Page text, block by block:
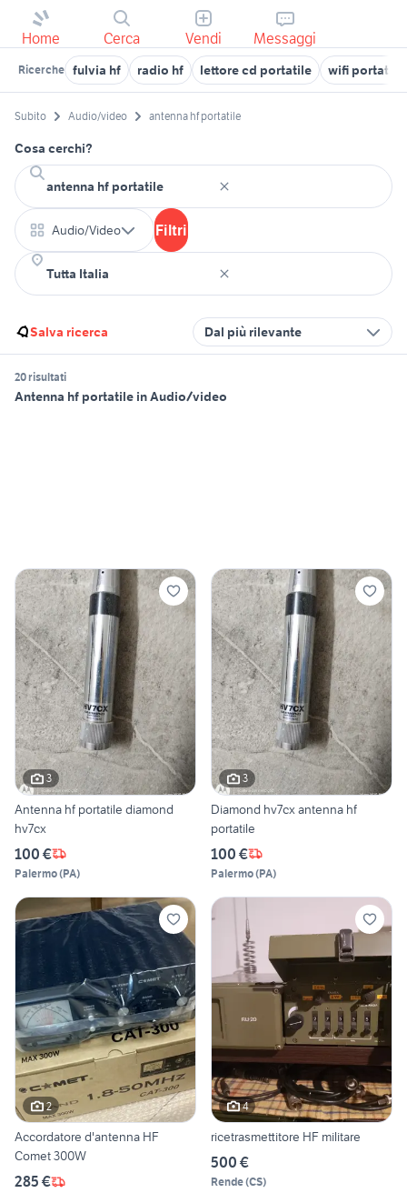
Home Cerca Vendi Messaggi
Ricerche fulvia hf radio hf lettore cd portatile wifi portatile
Subito Audio/video antenna hf portatile
Cosa cerchi?
Audio/Video Filtri
Salva ricerca Dal più rilevante
20 risultati
Antenna hf portatile in Audio/video
3
Antenna hf portatile diamond
hv7cx
100 €
Palermo(PA)
3
Diamond hv7cx antenna hf
portatile
100 €
Palermo(PA)
2
Accordatore d'antenna HF
Comet 300W
285 €
4
ricetrasmettitore HF militare
500 €
Rende(CS)